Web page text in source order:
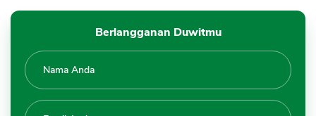
Berlangganan Duwitmu